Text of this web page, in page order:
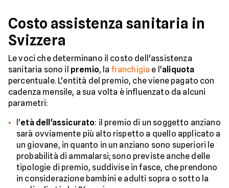
Costo assistenza sanitaria in
Svizzera
Le voci che determinano il costo dell'assistenza
sanitaria sono il premio, la franchigia e l'aliquota
percentuale. L'entità del premio, che viene pagato con
cadenza mensile, a sua volta è influenzato da alcuni
parametri:
l'età dell'assicurato: il premio di un soggetto anziano
sarà ovviamente più alto rispetto a quello applicato a
un giovane, in quanto in un anziano sono superiori le
probabilità di ammalarsi; sono previste anche delle
tipologie di premio, suddivise in fasce, che prendono
in considerazione bambini e adulti sopra o sotto la